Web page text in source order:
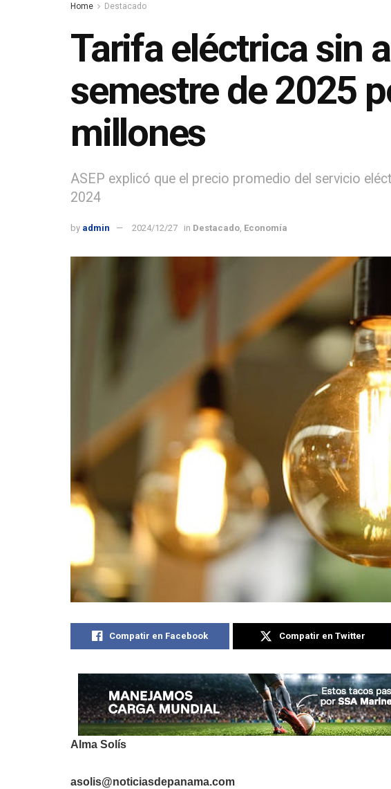
Home Destacado
Tarifa eléctrica sin
semestre de 2025
millones
ASEP explicó que el precio promedio del servicio
2024
by admin 2024/12/27 in Destacado Economía
Compatir en Facebook Compatir en Twitter
Alma Solís
asolis@noticiasdepanama.com